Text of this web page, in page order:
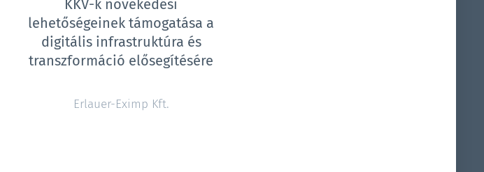
KKV-k növekedési
lehetőségeinek támogatása a
digitális infrastruktúra és
transzformáció elősegítésére
Erlauer-Eximp Kft.